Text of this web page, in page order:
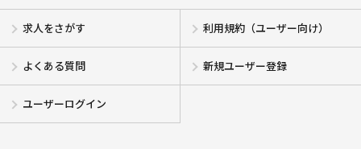
求人をさがす 利用規約（ユーザー向け）
よくある質問 新規ユーザー登録
ユーザーログイン